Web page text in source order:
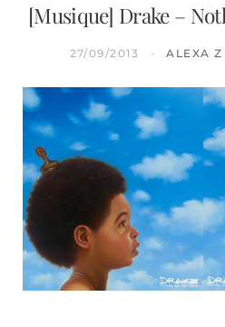
[Musique] Drake –
27/09/2013 ALEXA Z